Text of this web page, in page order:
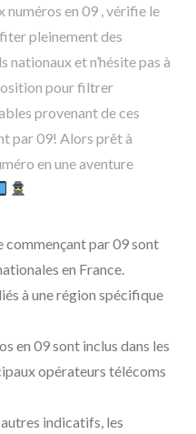
numéros en 09 , vérifie le
pleinement des
nationaux et n’hésite pas à
pour filtrer
provenant de ces
par 09! Alors prêt à
en une aventure
commençant par 09 sont
en France.
à une région spécifique
en 09 sont inclus dans les
opérateurs télécoms
indicatifs, les